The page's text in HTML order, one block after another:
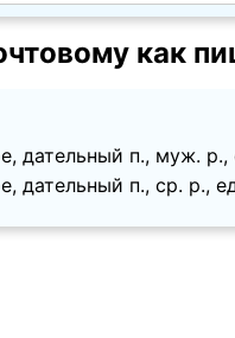
как
дательный п., муж. p.,
дательный п., ср. p.,